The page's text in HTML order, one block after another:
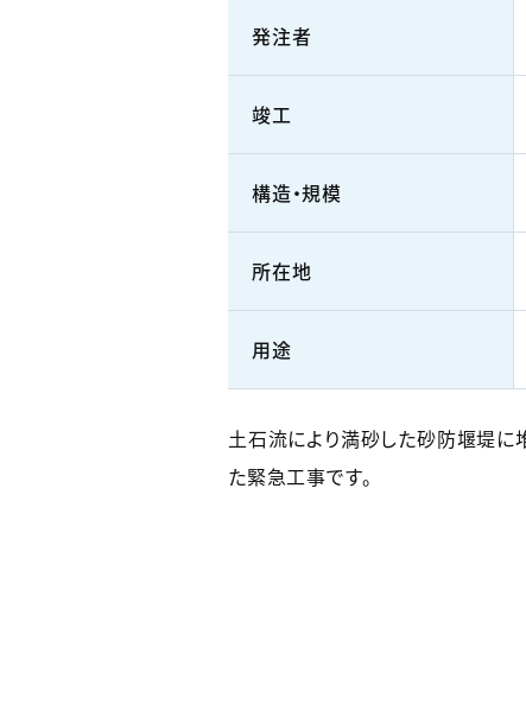
発注者
竣工
構造・規模
所在地
用途
土石流により満砂した砂防堰堤
た緊急工事です。